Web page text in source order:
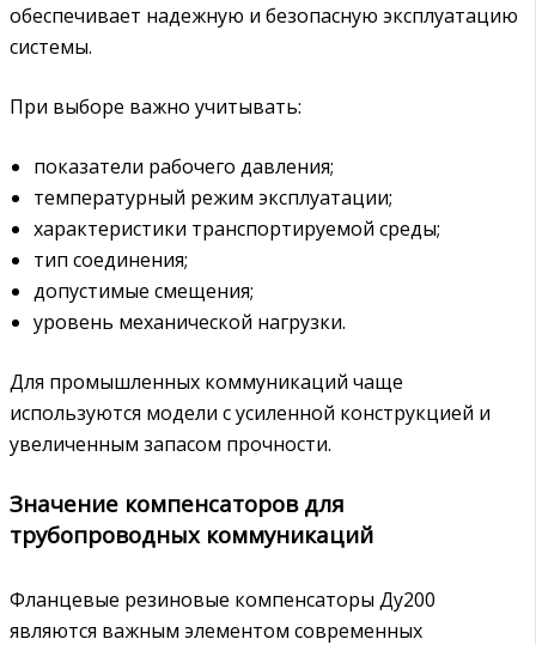
обеспечивает надежную и безопасную эксплуатацию
системы.
При выборе важно учитывать:
показатели рабочего давления;
температурный режим эксплуатации;
характеристики транспортируемой среды;
тип соединения;
допустимые смещения;
уровень механической нагрузки.
Для промышленных коммуникаций чаще
используются модели с усиленной конструкцией и
увеличенным запасом прочности.
Значение компенсаторов для
трубопроводных коммуникаций
Фланцевые резиновые компенсаторы Ду200
являются важным элементом современных